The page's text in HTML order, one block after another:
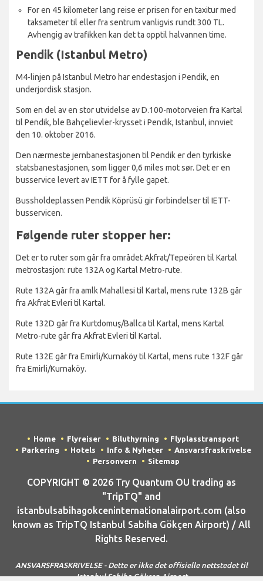
For en 45 kilometer lang reise er prisen for en taxitur med
taksameter til eller fra sentrum vanligvis rundt 300 TL.
Avhengig av trafikken kan det ta opptil halvannen time.
Pendik (Istanbul Metro)
M4-linjen på Istanbul Metro har endestasjon i Pendik, en
underjordisk stasjon.
Som en del av en stor utvidelse av D.100-motorveien fra Kartal
til Pendik, ble Bahçelievler-krysset i Pendik, Istanbul, innviet
den 10. oktober 2016.
Den nærmeste jernbanestasjonen til Pendik er den tyrkiske
statsbanestasjonen, som ligger 0,6 miles mot sør. Det er en
busservice levert av IETT for å fylle gapet.
Bussholdeplassen Pendik Köprüsü gir forbindelser til IETT-
busservicen.
Følgende ruter stopper her:
Det er to ruter som går fra området Akfrat/Tepeören til Kartal
metrostasjon: rute 132A og Kartal Metro-rute.
Rute 132A går fra amlk Mahallesi til Kartal, mens rute 132B går
fra Akfrat Evleri til Kartal.
Rute 132D går fra Kurtdomuş/Ballca til Kartal, mens Kartal
Metro-rute går fra Akfrat Evleri til Kartal.
Rute 132E går fra Emirli/Kurnaköy til Kartal, mens rute 132F går
fra Emirli/Kurnaköy.
Home Flyreiser Biluthyrning
Flyplasstransport
Parkering
Hotels Info & Nyheter
Ansvarsfraskrivelse
Personvern
Sitemap
COPYRIGHT © 2026 Try Quantum OU trading as
"TripTQ" and
istanbulsabihagokceninternationalairport.com (also
known as TripTQ Istanbul Sabiha Gökçen Airport) / All
Rights Reserved.
ANSVARSFRASKRIVELSE - Dette er ikke det offisielle nettstedet til
Istanbul Sabiha Gökçen Airport